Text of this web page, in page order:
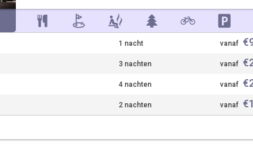
1 nacht vanaf €
3 nachten vanaf €
4 nachten vanaf €
2 nachten vanaf €